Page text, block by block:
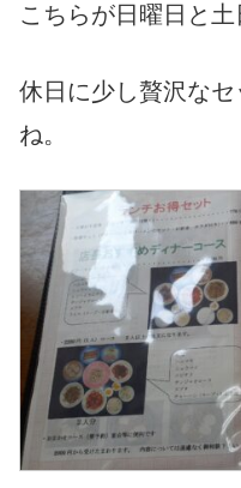
こちらが日曜日と土
休日に少し贅沢な
ね。